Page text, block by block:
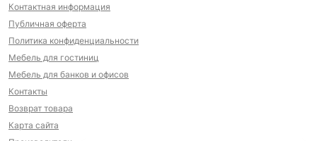
Контактная информация
Публичная оферта
Политика конфиденциальности
Мебель для гостиниц
Мебель для банков и офисов
Контакты
Возврат товара
Карта сайта